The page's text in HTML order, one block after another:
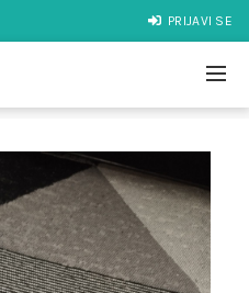
PRIJAVI SE